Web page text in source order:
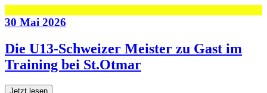
30 Mai 2026
Die U13-Schweizer Meister zu Gast im
Training bei St.Otmar
Jetzt lesen